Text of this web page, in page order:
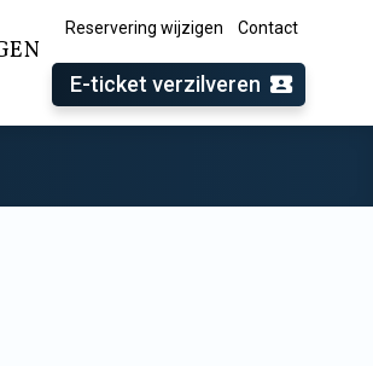
Reservering wijzigen Contact
E-ticket verzilveren